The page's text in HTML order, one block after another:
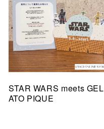
STAR WARS meets GEL
ATO PIQUE